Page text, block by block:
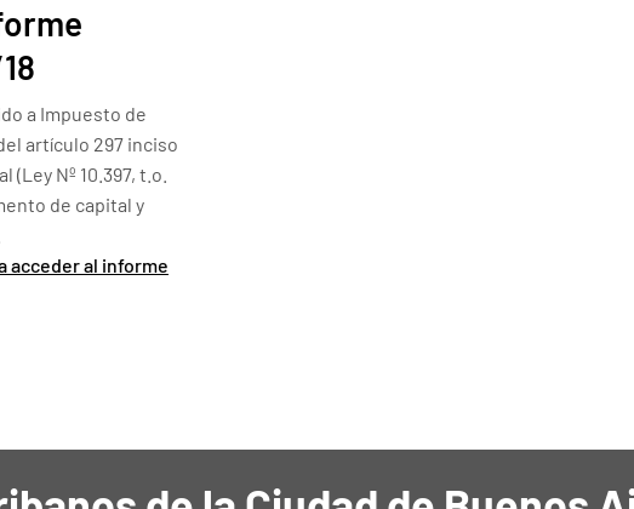
a Impuesto de
artículo 297 inciso
(Ley Nº 10.397, t.o.
de capital y
acceder al informe